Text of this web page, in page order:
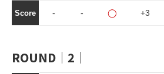
Score - - ◯ +3
ROUND｜2｜